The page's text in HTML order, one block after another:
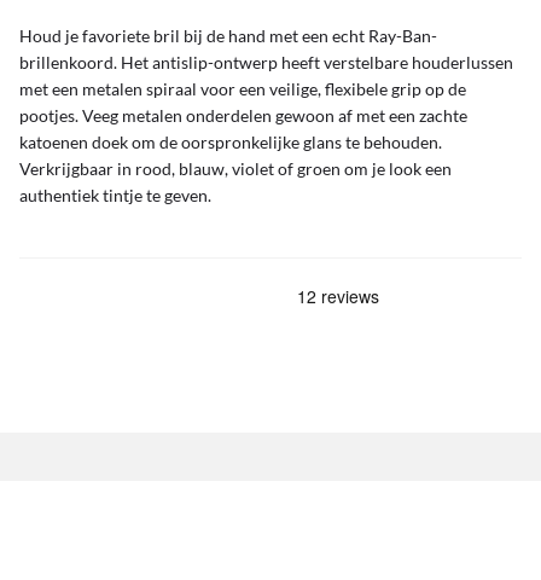
Houd je favoriete bril bij de hand met een echt Ray-Ban-
brillenkoord. Het antislip-ontwerp heeft verstelbare houderlussen
met een metalen spiraal voor een veilige, flexibele grip op de
pootjes. Veeg metalen onderdelen gewoon af met een zachte
katoenen doek om de oorspronkelijke glans te behouden.
Verkrijgbaar in rood, blauw, violet of groen om je look een
authentiek tintje te geven.